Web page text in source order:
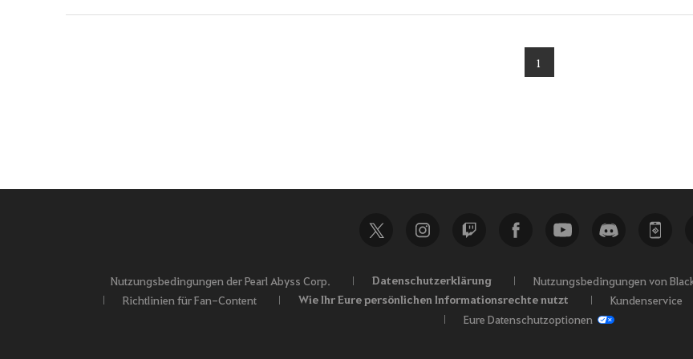
1
Nutzungsbedingungen der Pearl Abyss Corp. Datenschutzerklärung Nutzungsbedingungen von
Richtlinien für Fan-Content
Wie Ihr Eure persönlichen Informationsrechte nutzt Kundenservice
Eure Datenschutzoptionen